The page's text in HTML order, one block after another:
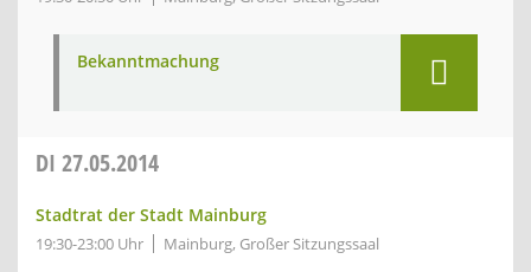
Bekanntmachung
DI 27.05.2014
Stadtrat der Stadt Mainburg
19:30-23:00 Uhr Mainburg, Großer Sitzungssaal